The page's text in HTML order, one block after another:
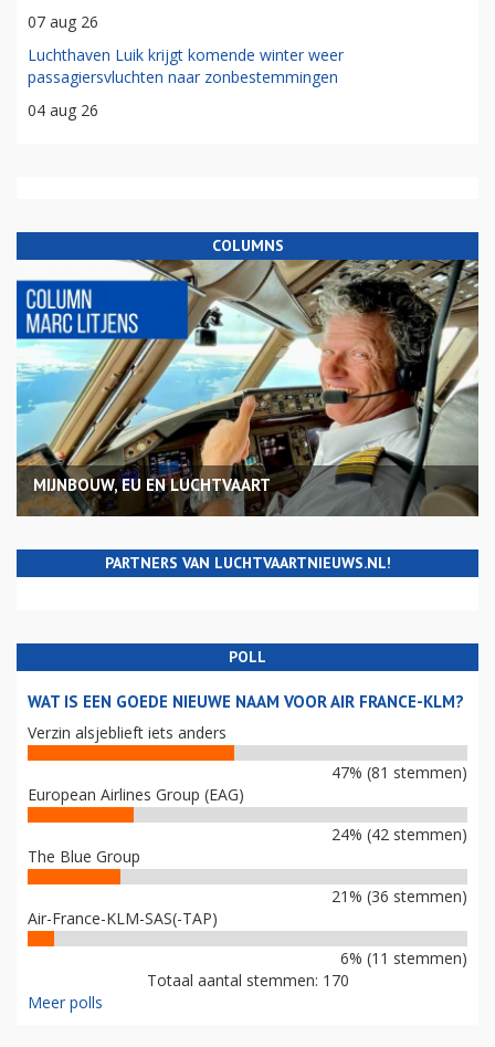
07 aug 26
Luchthaven Luik krijgt komende winter weer
passagiersvluchten naar zonbestemmingen
04 aug 26
COLUMNS
MIJNBOUW, EU EN LUCHTVAART
PARTNERS VAN LUCHTVAARTNIEUWS.NL!
POLL
WAT IS EEN GOEDE NIEUWE NAAM VOOR AIR FRANCE-KLM?
Verzin alsjeblieft iets anders
47% (81 stemmen)
European Airlines Group (EAG)
24% (42 stemmen)
The Blue Group
21% (36 stemmen)
Air-France-KLM-SAS(-TAP)
6% (11 stemmen)
Totaal aantal stemmen: 170
Meer polls